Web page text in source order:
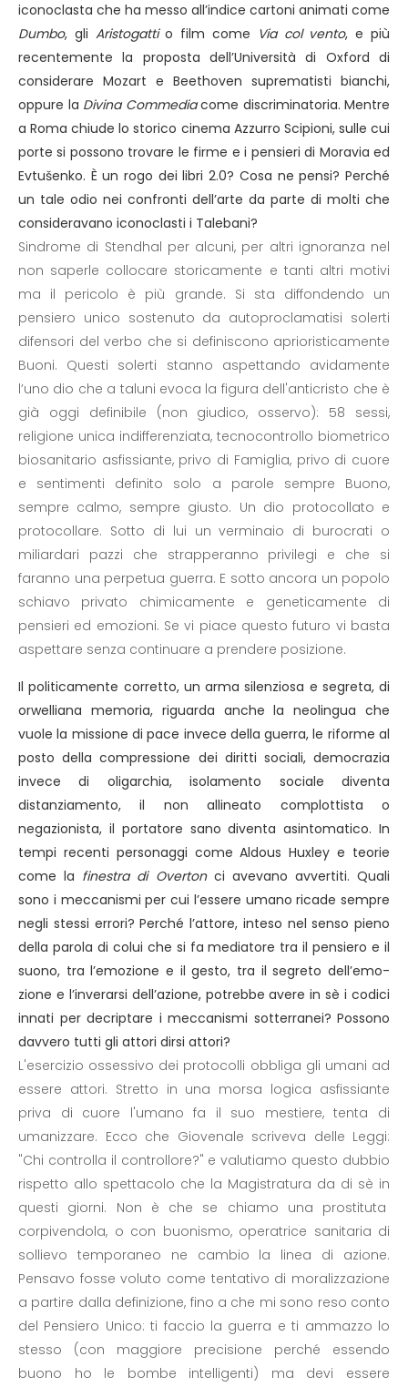
iconoclasta che ha messo all’indice cartoni animati come
Dumbo, gli Aristogattio film come Via col vento, e più
recentemente la proposta dell’Università di Oxford di
considerare Mozart e Beethoven suprematisti bianchi,
oppure la Divina Commediacome discriminatoria. Mentre
a Roma chiude lo storico cinema Azzurro Scipioni, sulle cui
porte si possono trovare le firme e i pensieri di Moravia ed
Evtušenko. È un rogo dei libri 2.0? Cosa ne pensi? Perché
un tale odio nei confronti dell’arte da parte di molti che
consideravano iconoclasti i Talebani?
Sindrome di Stendhal per alcuni, per altri ignoranza nel
non saperle collocare storicamente e tanti altri motivi
ma il pericolo è più grande. Si sta diffondendo un
pensiero unico sostenuto da autoproclamatisi solerti
difensori del verbo che si definiscono aprioristicamente
Buoni. Questi solerti stanno aspettando avidamente
l’uno dio che a taluni evoca la figura dell'anticristo che è
già oggi definibile (non giudico, osservo): 58 sessi,
religione unica indifferenziata, tecnocontrollo biometrico
biosanitario asfissiante, privo di Famiglia, privo di cuore
e sentimenti definito solo a parole sempre Buono,
sempre calmo, sempre giusto. Un dio protocollato e
protocollare. Sotto di lui un verminaio di burocrati o
miliardari pazzi che strapperanno privilegi e che si
faranno una perpetua guerra. E sotto ancora un popolo
schiavo privato chimicamente e geneticamente di
pensieri ed emozioni. Se vi piace questo futuro vi basta
aspettare senza continuare a prendere posizione.
Il politicamente corretto, un arma silenziosa e segreta, di
orwelliana memoria, riguarda anche la neolingua che
vuole la missione di pace invece della guerra, le riforme al
posto della compressione dei diritti sociali, democrazia
invece di oligarchia, isolamento sociale diventa
distanziamento, il non allineato complottista o
negazionista, il portatore sano diventa asintomatico. In
tempi recenti personaggi come Aldous Huxley e teorie
come la finestra di Overtonci avevano avvertiti. Quali
sono i meccanismi per cui l’essere umano ricade sempre
negli stessi errori? Perché l’attore, inteso nel senso pieno
della parola di colui che si fa mediatore tra il pensiero e il
suono, tra l’emozione e il gesto, tra il segreto dell’emo-
zione e l’inverarsi dell’azione, potrebbe avere in sè i codici
innati per decriptare i meccanismi sotterranei? Possono
davvero tutti gli attori dirsi attori?
L'esercizio ossessivo dei protocolli obbliga gli umani ad
essere attori. Stretto in una morsa logica asfissiante
priva di cuore l'umano fa il suo mestiere, tenta di
umanizzare. Ecco che Giovenale scriveva delle Leggi:
"Chi controlla il controllore?" e valutiamo questo dubbio
rispetto allo spettacolo che la Magistratura da di sè in
questi giorni. Non è che se chiamo una prostituta
corpivendola, o con buonismo, operatrice sanitaria di
sollievo temporaneo ne cambio la linea di azione.
Pensavo fosse voluto come tentativo di moralizzazione
a partire dalla definizione, fino a che mi sono reso conto
del Pensiero Unico: ti faccio la guerra e ti ammazzo lo
stesso (con maggiore precisione perché essendo
buono ho le bombe intelligenti) ma devi essere